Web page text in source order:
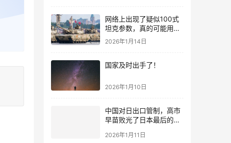
网络上出现了疑似100式
坦克参数，真的可能用了
钛合金装甲！
2026年1月14日
国家及时出手了！
2026年1月10日
中国对日出口管制，高市
早苗败光了日本最后的国
2026年1月11日